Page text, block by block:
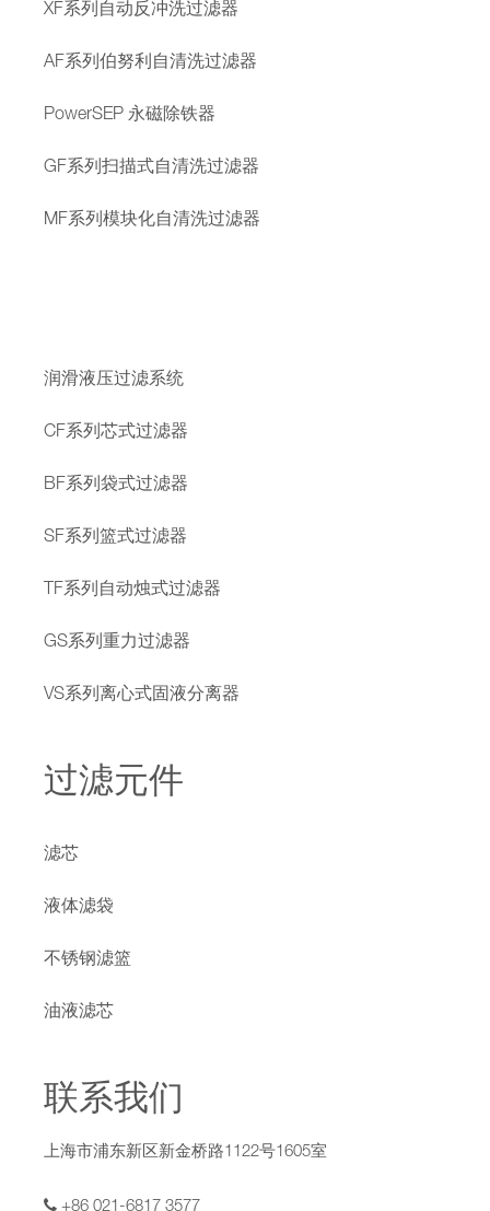
XF系列自动反冲洗过滤器
AF系列伯努利自清洗过滤器
PowerSEP 永磁除铁器
GF系列扫描式自清洗过滤器
MF系列模块化自清洗过滤器
润滑液压过滤系统
CF系列芯式过滤器
BF系列袋式过滤器
SF系列篮式过滤器
TF系列自动烛式过滤器
GS系列重力过滤器
VS系列离心式固液分离器
过滤元件
滤芯
液体滤袋
不锈钢滤篮
油液滤芯
联系我们
上海市浦东新区新金桥路1122号1605室
+86 021-6817 3577